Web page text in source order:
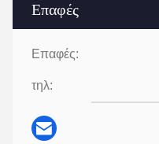
Επαφές
Επαφές:
τηλ: